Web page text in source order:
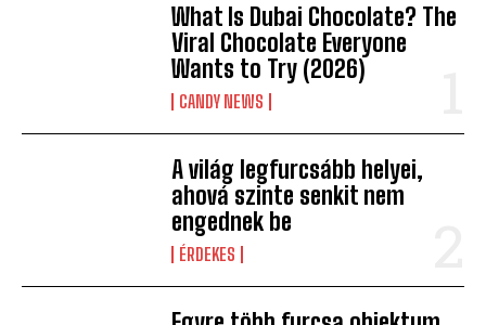
What Is Dubai Chocolate? The
Viral Chocolate Everyone
Wants to Try (2026)
CANDY NEWS
A világ legfurcsább helyei,
ahová szinte senkit nem
engednek be
ÉRDEKES